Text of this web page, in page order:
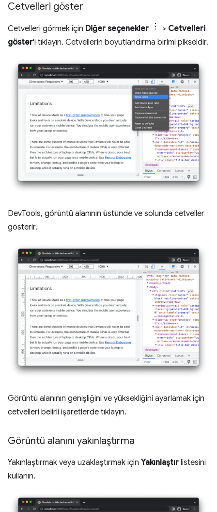
Cetvelleri göster
Cetvelleri görmek için Diğer seçenekler > Cetvelleri
göster'i tıklayın. Cetvellerin boyutlandırma birimi pikseldir.
DevTools, görüntü alanının üstünde ve solunda cetveller
gösterir.
Görüntü alanının genişliğini ve yüksekliğini ayarlamak için
cetvelleri belirli işaretlerde tıklayın.
Görüntü alanını yakınlaştırma
Yakınlaştırmak veya uzaklaştırmak için Yakınlaştır listesini
kullanın.